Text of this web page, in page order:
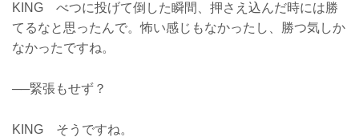
KING べつに投げて倒した瞬間、押さえ込んだ時には勝
てるなと思ったんで。怖い感じもなかったし、勝つ気しか
なかったですね。
──緊張もせず？
KING そうですね。